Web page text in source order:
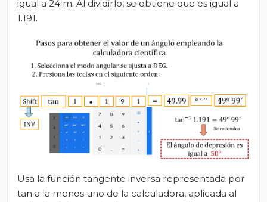
igual a 24 m. Al dividirlo, se obtiene que es igual a
1.191.
Usa la función tangente inversa representada por
tan a la menos uno de la calculadora, aplicada al